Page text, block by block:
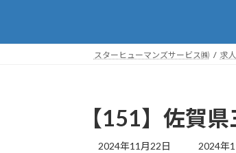
スターヒューマンズサービス㈱ 求
【151】佐賀
2024年11月22日
最
2024年